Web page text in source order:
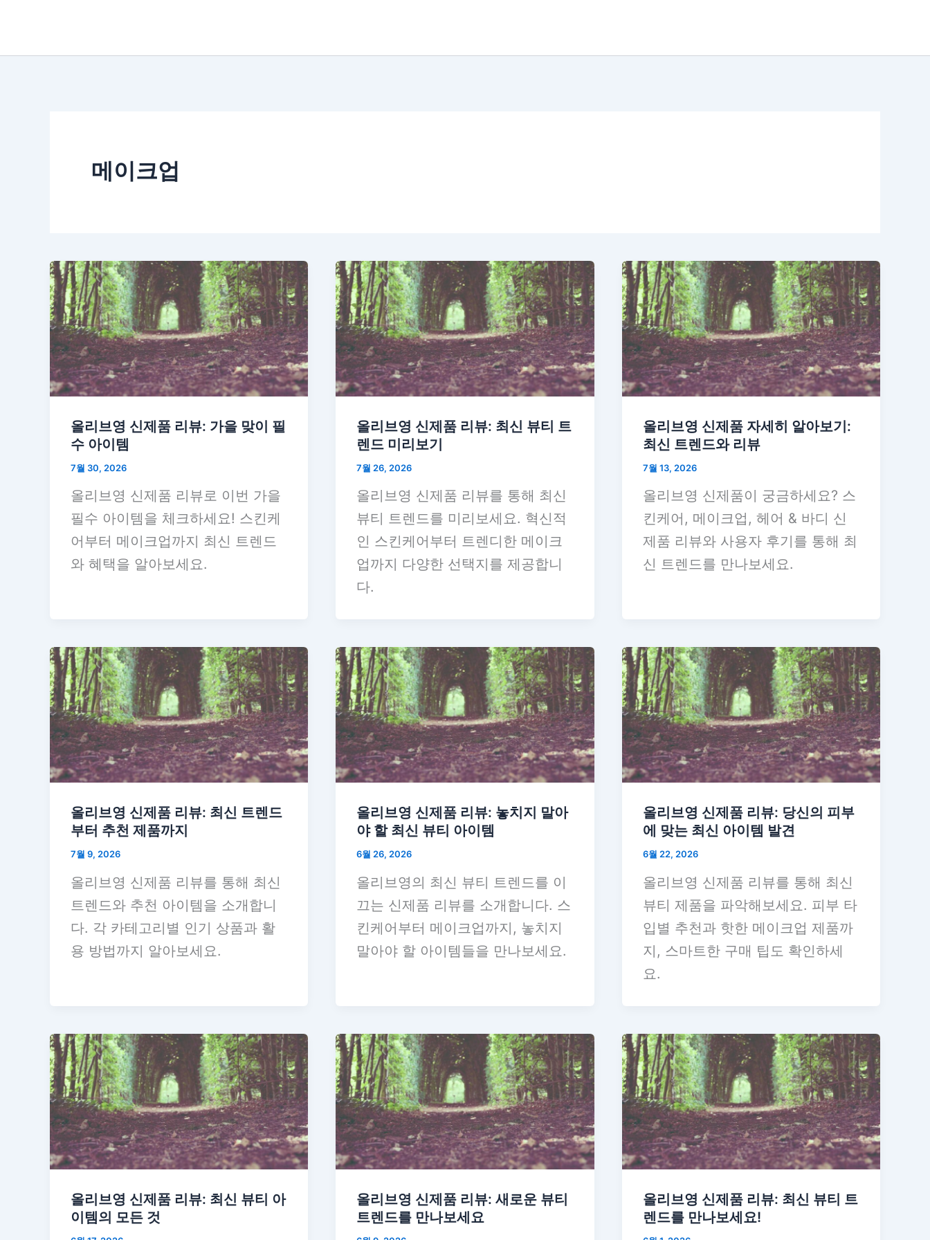
츠
메이크업
올리브영 신제품 리뷰: 가을 맞이 필
수 아이템
7월 30, 2026
올리브영 신제품 리뷰로 이번 가을
필수 아이템을 체크하세요! 스킨케
어부터 메이크업까지 최신 트렌드
와 혜택을 알아보세요.
올리브영 신제품 리뷰: 최신 뷰티 트
렌드 미리보기
7월 26, 2026
올리브영 신제품 리뷰를 통해 최신
뷰티 트렌드를 미리보세요. 혁신적
인 스킨케어부터 트렌디한 메이크
업까지 다양한 선택지를 제공합니
다.
올리브영 신제품 자세히 알아보기:
최신 트렌드와 리뷰
7월 13, 2026
올리브영 신제품이 궁금하세요? 스
킨케어, 메이크업, 헤어 & 바디 신
제품 리뷰와 사용자 후기를 통해 최
신 트렌드를 만나보세요.
올리브영 신제품 리뷰: 최신 트렌드
부터 추천 제품까지
7월 9, 2026
올리브영 신제품 리뷰를 통해 최신
트렌드와 추천 아이템을 소개합니
다. 각 카테고리별 인기 상품과 활
용 방법까지 알아보세요.
올리브영 신제품 리뷰: 놓치지 말아
야 할 최신 뷰티 아이템
6월 26, 2026
올리브영의 최신 뷰티 트렌드를 이
끄는 신제품 리뷰를 소개합니다. 스
킨케어부터 메이크업까지, 놓치지
말아야 할 아이템들을 만나보세요.
올리브영 신제품 리뷰: 당신의 피부
에 맞는 최신 아이템 발견
6월 22, 2026
올리브영 신제품 리뷰를 통해 최신
뷰티 제품을 파악해보세요. 피부 타
입별 추천과 핫한 메이크업 제품까
지, 스마트한 구매 팁도 확인하세
요.
올리브영 신제품 리뷰: 최신 뷰티 아
이템의 모든 것
올리브영 신제품 리뷰: 새로운 뷰티
트렌드를 만나보세요
올리브영 신제품 리뷰: 최신 뷰티 트
렌드를 만나보세요!